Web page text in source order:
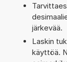
järkevää.
Laskin
käyttöä.